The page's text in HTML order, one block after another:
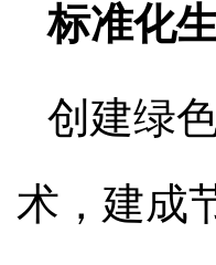
标准化
创建绿
术，建成